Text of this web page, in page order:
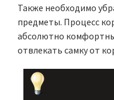
Также необходимо
предметы. Процесс
абсолютно
отвлекать самку от